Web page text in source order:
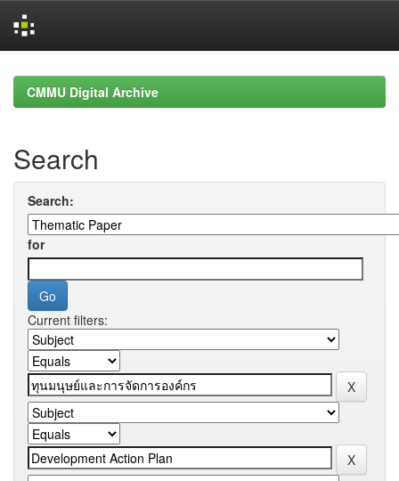
navigationCMMU Digital Archive
Search
Search:
for
Current filters: